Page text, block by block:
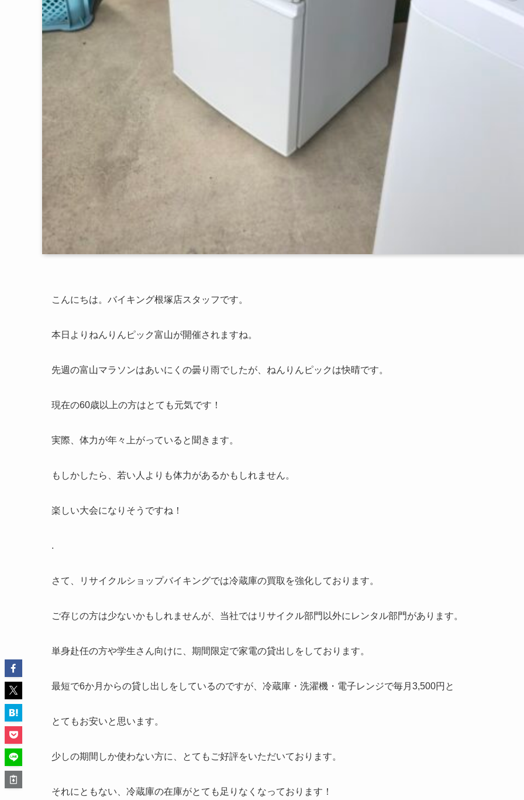
こんにちは。バイキング根塚店スタッフです。
本日よりねんりんピック富山が開催されますね。
先週の富山マラソンはあいにくの曇り雨でしたが、ねんりんピックは快晴です。
現在の60歳以上の方はとても元気です！
実際、体力が年々上がっていると聞きます。
もしかしたら、若い人よりも体力があるかもしれません。
楽しい大会になりそうですね！
.
さて、リサイクルショップバイキングでは冷蔵庫の買取を強化しております。
ご存じの方は少ないかもしれませんが、当社ではリサイクル部門以外にレンタル部門があります。
単身赴任の方や学生さん向けに、期間限定で家電の貸出しをしております。
最短で6か月からの貸し出しをしているのですが、冷蔵庫・洗濯機・電子レンジで毎月3,500円と
とてもお安いと思います。
少しの期間しか使わない方に、とてもご好評をいただいております。
それにともない、冷蔵庫の在庫がとても足りなくなっております！